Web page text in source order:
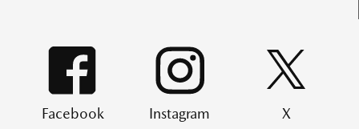
Facebook Instagram X